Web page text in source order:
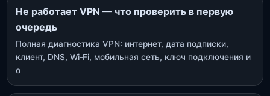
Не работает VPN — что проверить в первую
очередь
Полная диагностика VPN: интернет, дата подписки,
клиент, DNS, Wi‑Fi, мобильная сеть, ключ подключения и
о